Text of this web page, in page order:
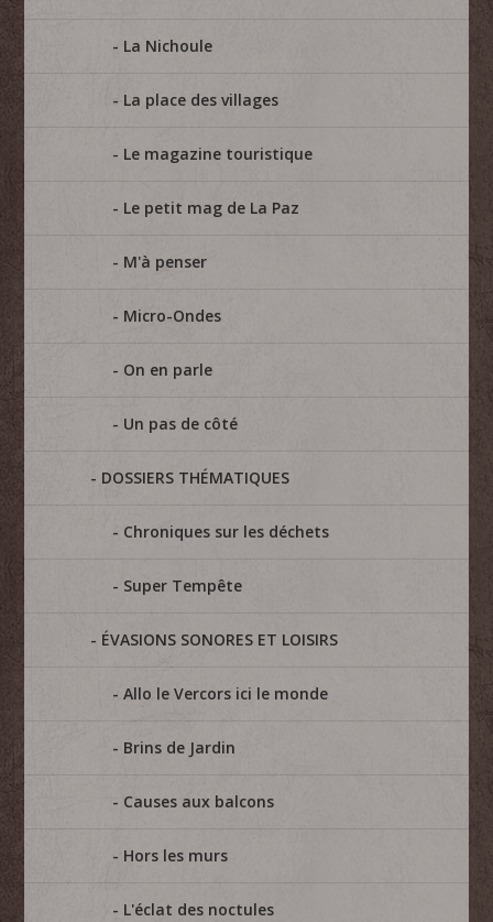
La Nichoule
La place des villages
Le magazine touristique
Le petit mag de La Paz
M'à penser
Micro-Ondes
On en parle
Un pas de côté
DOSSIERS THÉMATIQUES
Chroniques sur les déchets
Super Tempête
ÉVASIONS SONORES ET LOISIRS
Allo le Vercors ici le monde
Brins de Jardin
Causes aux balcons
Hors les murs
L'éclat des noctules